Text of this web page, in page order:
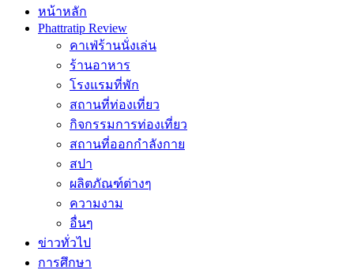
หน้าหลัก
Phattratip Review
คาเฟ่ร้านนั่งเล่น
ร้านอาหาร
โรงแรมที่พัก
สถานที่ท่องเที่ยว
กิจกรรมการท่องเที่ยว
สถานที่ออกกำลังกาย
สปา
ผลิตภัณฑ์ต่างๆ
ความงาม
อื่นๆ
ข่าวทั่วไป
การศึกษา